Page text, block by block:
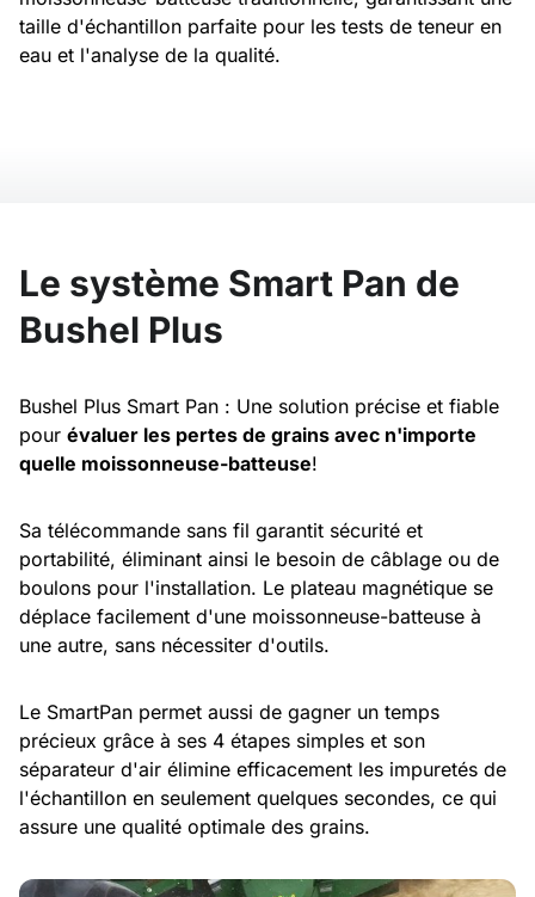
taille d'échantillon parfaite pour les tests de teneur en
eau et l'analyse de la qualité.
Le système Smart Pan de
Bushel Plus
Bushel Plus Smart Pan : Une solution précise et fiable
pour évaluer les pertes de grains avec n'importe
quelle moissonneuse-batteuse!
Sa télécommande sans fil garantit sécurité et
portabilité, éliminant ainsi le besoin de câblage ou de
boulons pour l'installation. Le plateau magnétique se
déplace facilement d'une moissonneuse-batteuse à
une autre, sans nécessiter d'outils.
Le SmartPan permet aussi de gagner un temps
précieux grâce à ses 4 étapes simples et son
séparateur d'air élimine efficacement les impuretés de
l'échantillon en seulement quelques secondes, ce qui
assure une qualité optimale des grains.